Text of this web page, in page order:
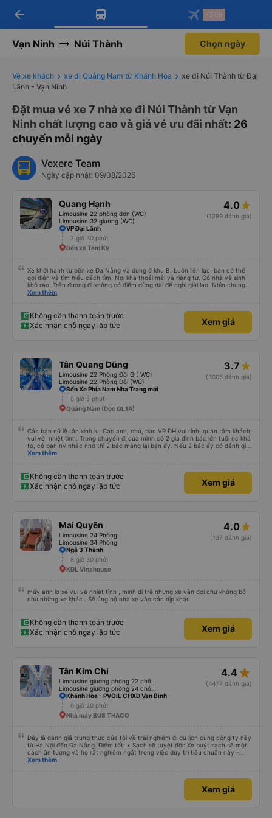
Tải app Vexere ngay!
Nhận ưu đãi thành viên độc
Mở app
Tải app Vexere
-30k/ghế khi đặt vé máy bay qua
Mở app
arrow_back -30k
Vạn Ninh Núi Thành Chọn ngày
Vé xe khách xe đi Quảng Nam từ Khánh Hòa
xe đi Núi Thành từ Đại
Lãnh - Vạn Ninh
Đặt mua vé xe 7 nhà xe đi Núi Thành từ Vạn
Ninh chất lượng cao và giá vé ưu đãi nhất: 26
chuyến mỗi ngày
Vexere Team
Ngày cập nhật: 09/08/2026
Quang Hạnh
Limousine 22 phòng đơn (WC)
Limousine 32 giường (WC)
4.0
(1289 đánh giá)
VP Đại Lãnh
7 giờ 30 phút
Bến xe Tam Kỳ
Xe khởi hành từ bến xe Đà Nẵng và dừng ở khu B. Luôn liên lạc, bạn có thể
gọi điện và tìm hiểu cách tìm. Nơi khá thoải mái và riêng tư. Có nhà vệ sinh
khô ráo. Trên đường đi không có điểm dừng dài để nghỉ giải lao. Nhìn chung
mọi thứ đều tuyệt vời.
Xem thêm
Không cần thanh toán trước
Xác nhận chỗ ngay lập tức
Xem giá
Tân Quang Dũng
Limousine 22 Phòng Đôi G ( WC)
Limousine 22 Phòng Đôi (WC)
3.7
(3005 đánh giá)
Bến Xe Phía Nam Nha Trang mới
8 giờ 5 phút
Quảng Nam (Dọc QL1A)
Các bạn nữ lễ tân xinh iu. Các anh, chú, bác VP ĐH vui tính, quan tâm khách,
vui vẻ, nhiệt tình. Trong chuyến đi của mình có 2 gia đình bác lớn tuổi nc khá
to, có bạn nv nhắc nhở thì 2 bác mắng lại bạn ấy. Nếu 2 bác ấy có đánh giá
xấu thì mình ngược lại nha. Bạn ấy nhắc nhở rất đúng. 2 bác nói rất to. To
bạn ấy nha. Nếu bạn ấy bị trừ thì bảo bạn ấy liên hệ sđt của mình, mình hỗ
trợ ạ. Số mình đuôi 666, chuyến ĐH-NT ngày 16/1. À các bạn nữ lễ tân xinh
iu còn đổi cho mình phòng đơn sang đôi xong còn note là (một mình) yêu
Xem thêm
Không cần thanh toán trước
Xác nhận chỗ ngay lập tức
Xem giá
Mai Quyên
Limousine 24 Phòng
Limousine 34 Phòng
4.0
(137 đánh giá)
Ngã 3 Thành
8 giờ 30 phút
KDL Vinahouse
mấy anh lơ xe vui vẻ nhiệt tình , mình đi trễ nhưng xe vẫn đợi chứ không bỏ
như những xe khác . Sẽ ủng hộ nhà xe vào các dịp khác
Không cần thanh toán trước
Xác nhận chỗ ngay lập tức
Xem giá
Tân Kim Chi 4.4 star_rate
(4477 đánh giá)
Khánh Hòa - PVOIL CHXD Vạn Bình
6 giờ 20 phút
Nhà máy BUS THACO
Đây là đánh giá trung thực của tôi về trải nghiệm đi du lịch cùng công ty này
từ Hà Nội đến Đà Nẵng. Điểm tốt: • Sạch sẽ tuyệt đối: Xe buýt sạch sẽ một
cách ấn tượng và họ rất nghiêm ngặt trong việc duy trì tiêu chuẩn này -
không được phép ăn trên xe. Đây là lần đầu tiên tôi thấy sự chú trọng đến
suốt chuyến đi. • Tùy chọn sạc: Có sẵn cổng sạc USB và USB-C, đây cũng
là lần đầu tiên tôi thấy. • Môi trường yên tĩnh và thanh bình: Họ không bật
đèn không cần thiết hoặc bật nhạc lớn, giúp tôi dễ dàng thư giãn và ngủ
Xem thêm
Xem giá